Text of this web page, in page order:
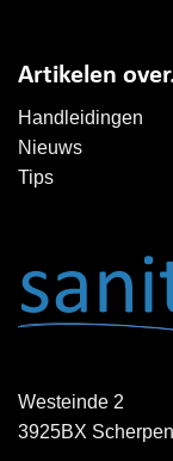
Artikelen
Handleidingen
Nieuws
Tips
Westeinde 2
3925BX